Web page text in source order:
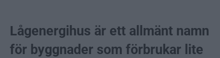
Lågenergihus är ett allmänt namn
för byggnader som förbrukar lite